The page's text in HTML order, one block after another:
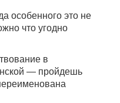
особенного это не
что угодно
в
— пройдешь